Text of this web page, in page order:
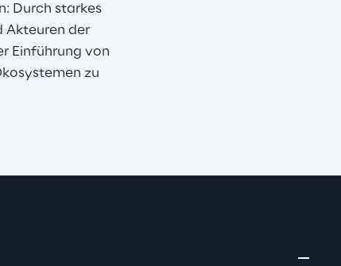
Durch starkes
Akteuren der
Einführung von
zu